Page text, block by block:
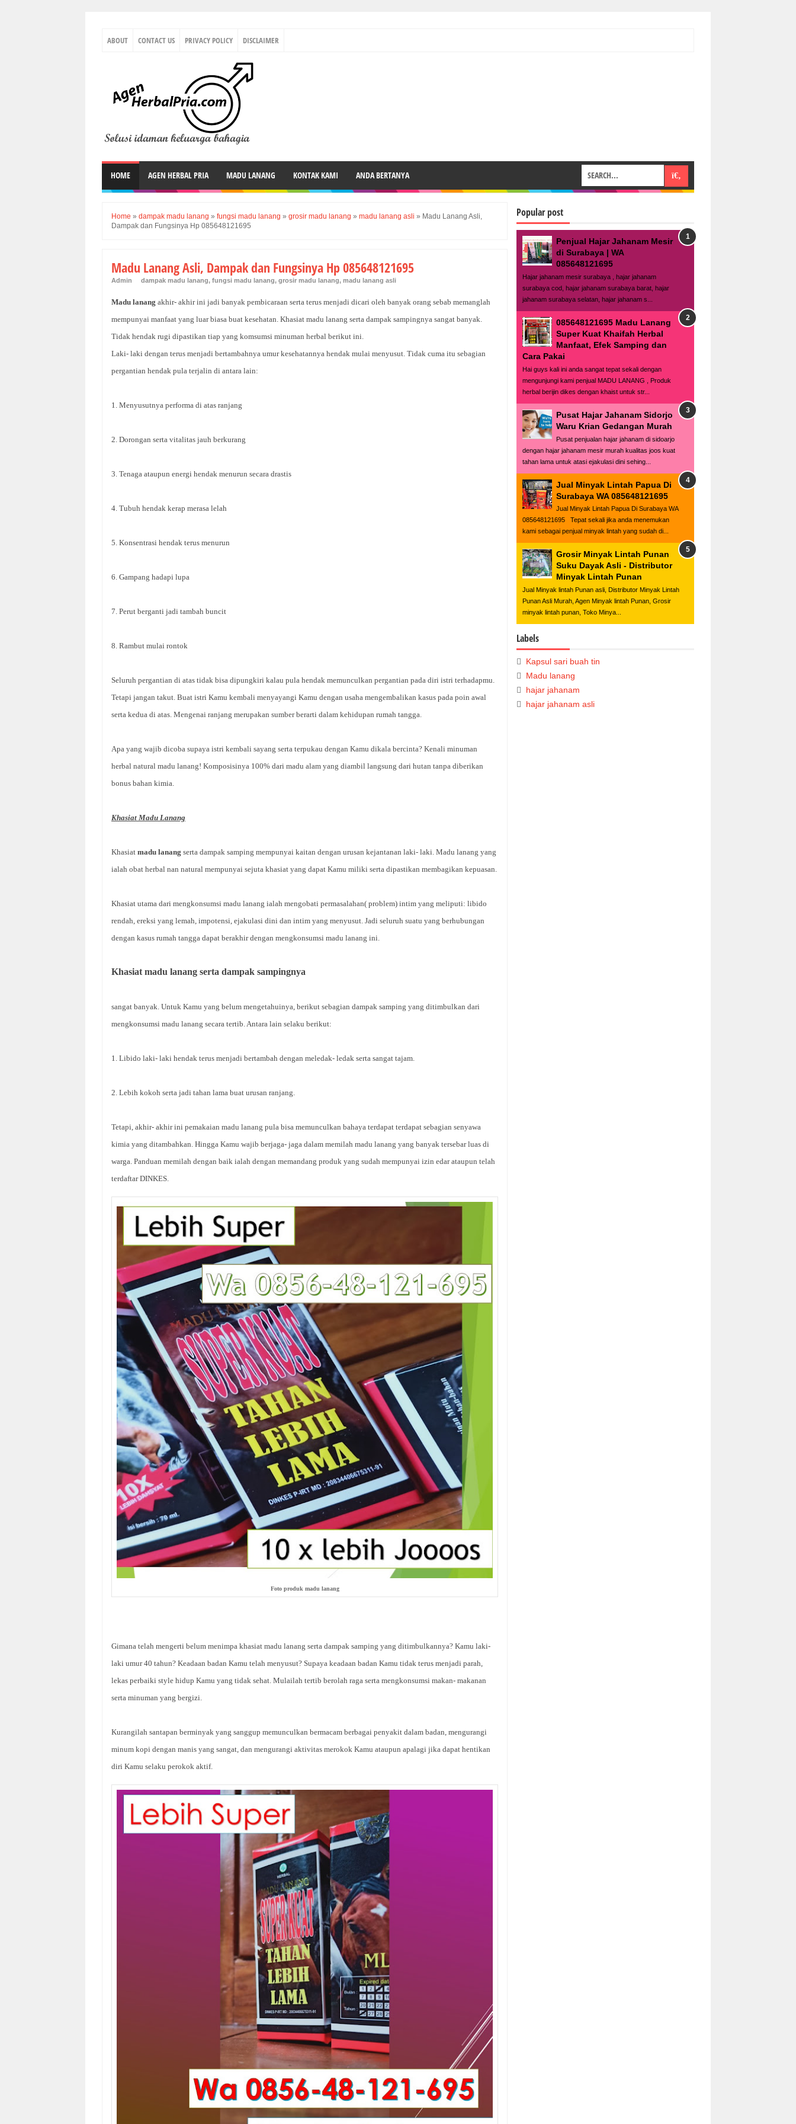
ABOUT CONTACT US PRIVACY POLICY DISCLAIMER
HOME AGEN HERBAL PRIA MADU LANANG KONTAK KAMI ANDA BERTANYA
Home » dampak madu lanang » fungsi madu lanang » grosir madu lanang » madu lanang asli » Madu Lanang Asli,
Dampak dan Fungsinya Hp 085648121695
Madu Lanang Asli, Dampak dan Fungsinya Hp 085648121695
Admin dampak madu lanang, fungsi madu lanang, grosir madu lanang, madu lanang asli
Madu lanang akhir- akhir ini jadi banyak pembicaraan serta terus menjadi dicari oleh banyak orang sebab memanglah
mempunyai manfaat yang luar biasa buat kesehatan. Khasiat madu lanang serta dampak sampingnya sangat banyak.
Tidak hendak rugi dipastikan tiap yang komsumsi minuman herbal berikut ini.
Laki- laki dengan terus menjadi bertambahnya umur kesehatannya hendak mulai menyusut. Tidak cuma itu sebagian
pergantian hendak pula terjalin di antara lain:
1. Menyusutnya performa di atas ranjang
2. Dorongan serta vitalitas jauh berkurang
3. Tenaga ataupun energi hendak menurun secara drastis
4. Tubuh hendak kerap merasa lelah
5. Konsentrasi hendak terus menurun
6. Gampang hadapi lupa
7. Perut berganti jadi tambah buncit
8. Rambut mulai rontok
Seluruh pergantian di atas tidak bisa dipungkiri kalau pula hendak memunculkan pergantian pada diri istri terhadapmu.
Tetapi jangan takut. Buat istri Kamu kembali menyayangi Kamu dengan usaha mengembalikan kasus pada poin awal
serta kedua di atas. Mengenai ranjang merupakan sumber berarti dalam kehidupan rumah tangga.
Apa yang wajib dicoba supaya istri kembali sayang serta terpukau dengan Kamu dikala bercinta? Kenali minuman
herbal natural madu lanang! Komposisinya 100% dari madu alam yang diambil langsung dari hutan tanpa diberikan
bonus bahan kimia.
Khasiat Madu Lanang
Khasiat madu lanang serta dampak samping mempunyai kaitan dengan urusan kejantanan laki- laki. Madu lanang yang
ialah obat herbal nan natural mempunyai sejuta khasiat yang dapat Kamu miliki serta dipastikan membagikan kepuasan.
Khasiat utama dari mengkonsumsi madu lanang ialah mengobati permasalahan( problem) intim yang meliputi: libido
rendah, ereksi yang lemah, impotensi, ejakulasi dini dan intim yang menyusut. Jadi seluruh suatu yang berhubungan
dengan kasus rumah tangga dapat berakhir dengan mengkonsumsi madu lanang ini.
Khasiat madu lanang serta dampak sampingnya
sangat banyak. Untuk Kamu yang belum mengetahuinya, berikut sebagian dampak samping yang ditimbulkan dari
mengkonsumsi madu lanang secara tertib. Antara lain selaku berikut:
1. Libido laki- laki hendak terus menjadi bertambah dengan meledak- ledak serta sangat tajam.
2. Lebih kokoh serta jadi tahan lama buat urusan ranjang.
Tetapi, akhir- akhir ini pemakaian madu lanang pula bisa memunculkan bahaya terdapat terdapat sebagian senyawa
kimia yang ditambahkan. Hingga Kamu wajib berjaga- jaga dalam memilah madu lanang yang banyak tersebar luas di
warga. Panduan memilah dengan baik ialah dengan memandang produk yang sudah mempunyai izin edar ataupun telah
terdaftar DINKES.
Foto produk madu lanang
Gimana telah mengerti belum menimpa khasiat madu lanang serta dampak samping yang ditimbulkannya? Kamu laki-
laki umur 40 tahun? Keadaan badan Kamu telah menyusut? Supaya keadaan badan Kamu tidak terus menjadi parah,
lekas perbaiki style hidup Kamu yang tidak sehat. Mulailah tertib berolah raga serta mengkonsumsi makan- makanan
serta minuman yang bergizi.
Kurangilah santapan berminyak yang sanggup memunculkan bermacam berbagai penyakit dalam badan, mengurangi
minum kopi dengan manis yang sangat, dan mengurangi aktivitas merokok Kamu ataupun apalagi jika dapat hentikan
diri Kamu selaku perokok aktif.
Popular post
Penjual Hajar Jahanam Mesir
di Surabaya | WA
085648121695
Hajar jahanam mesir surabaya , hajar jahanam
surabaya cod, hajar jahanam surabaya barat, hajar
jahanam surabaya selatan, hajar jahanam s...
085648121695 Madu Lanang
Super Kuat Khaifah Herbal
Manfaat, Efek Samping dan
Cara Pakai
Hai guys kali ini anda sangat tepat sekali dengan
mengunjungi kami penjual MADU LANANG , Produk
herbal berijin dikes dengan khaist untuk str...
Pusat Hajar Jahanam Sidorjo
Waru Krian Gedangan Murah
Pusat penjualan hajar jahanam di sidoarjo
dengan hajar jahanam mesir murah kualitas joos kuat
tahan lama untuk atasi ejakulasi dini sehing...
Jual Minyak Lintah Papua Di
Surabaya WA 085648121695
Jual Minyak Lintah Papua Di Surabaya WA
085648121695 Tepat sekali jika anda menemukan
kami sebagai penjual minyak lintah yang sudah di...
Grosir Minyak Lintah Punan
Suku Dayak Asli - Distributor
Minyak Lintah Punan
Jual Minyak lintah Punan asli, Distributor Minyak Lintah
Punan Asli Murah, Agen Minyak lintah Punan, Grosir
minyak lintah punan, Toko Minya...
Labels
Kapsul sari buah tin
Madu lanang
hajar jahanam
hajar jahanam asli